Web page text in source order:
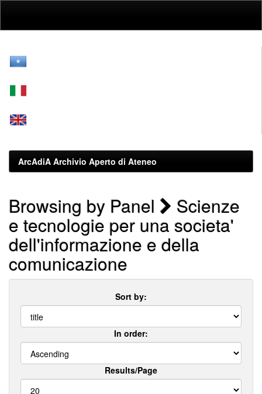
ArcAdiA Archivio Aperto di Ateneo
Browsing by Panel Scienze
e tecnologie per una societa'
dell'informazione e della
comunicazione
Sort by:
In order:
Results/Page